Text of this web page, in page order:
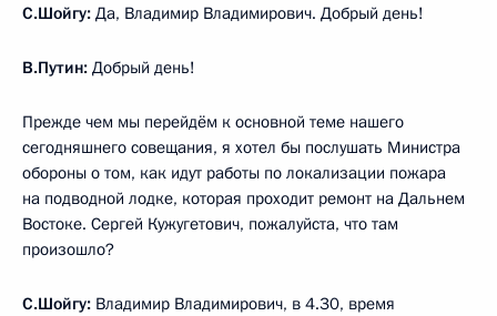
С.Шойгу: Да, Владимир Владимирович. Добрый день!
В.Путин: Добрый день!
Прежде чем мы перейдём к основной теме нашего
сегодняшнего совещания, я хотел бы послушать Министра
обороны о том, как идут работы по локализации пожара
на подводной лодке, которая проходит ремонт на Дальнем
Востоке. Сергей Кужугетович, пожалуйста, что там
произошло?
С.Шойгу: Владимир Владимирович, в 4.30, время